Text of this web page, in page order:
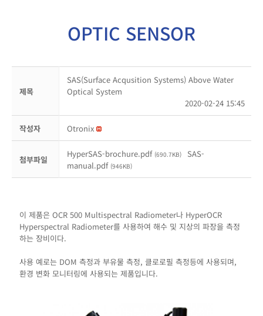
OPTIC SENSOR
제목
SAS(Surface Acqusition Systems) Above Water
Optical System
2020-02-24 15:45
작성자 Otronix
첨부파일
HyperSAS-brochure.pdf (690.7KB)
SAS-
manual.pdf (946KB)
이 제품은 OCR 500 Multispectral Radiometer나 HyperOCR
Hyperspectral Radiometer를 사용하여 해수 및 지상의 파장을 측정
하는 장비이다.
사용 예로는 DOM 측정과 부유물 측정, 클로로필 측정등에 사용되며,
환경 변화 모니터링에 사용되는 제품입니다.